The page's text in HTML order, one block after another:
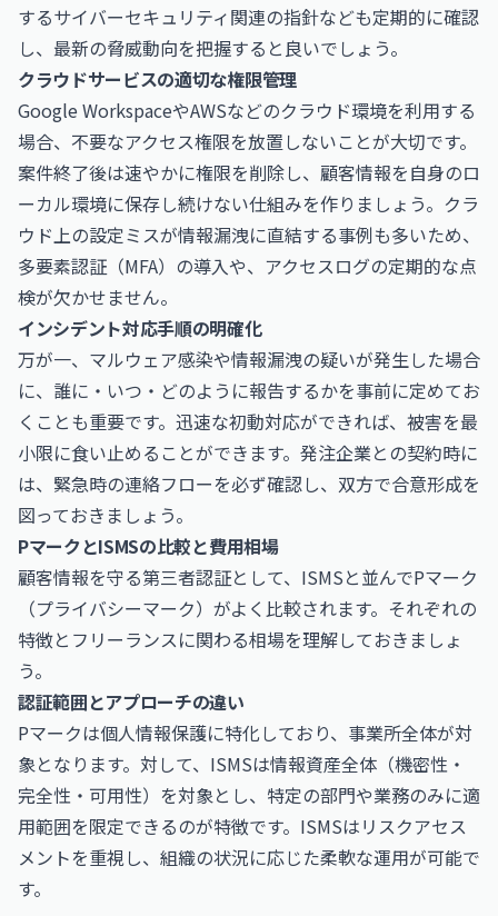
するサイバーセキュリティ関連の指針なども定期的に確認
し、最新の脅威動向を把握すると良いでしょう。
クラウドサービスの適切な権限管理
Google WorkspaceやAWSなどのクラウド環境を利用する
場合、不要なアクセス権限を放置しないことが大切です。
案件終了後は速やかに権限を削除し、顧客情報を自身のロ
ーカル環境に保存し続けない仕組みを作りましょう。クラ
ウド上の設定ミスが情報漏洩に直結する事例も多いため、
多要素認証（MFA）の導入や、アクセスログの定期的な点
検が欠かせません。
インシデント対応手順の明確化
万が一、マルウェア感染や情報漏洩の疑いが発生した場合
に、誰に・いつ・どのように報告するかを事前に定めてお
くことも重要です。迅速な初動対応ができれば、被害を最
小限に食い止めることができます。発注企業との契約時に
は、緊急時の連絡フローを必ず確認し、双方で合意形成を
図っておきましょう。
PマークとISMSの比較と費用相場
顧客情報を守る第三者認証として、ISMSと並んでPマーク
（プライバシーマーク）がよく比較されます。それぞれの
特徴とフリーランスに関わる相場を理解しておきましょ
う。
認証範囲とアプローチの違い
Pマークは個人情報保護に特化しており、事業所全体が対
象となります。対して、ISMSは情報資産全体（機密性・
完全性・可用性）を対象とし、特定の部門や業務のみに適
用範囲を限定できるのが特徴です。ISMSはリスクアセス
メントを重視し、組織の状況に応じた柔軟な運用が可能で
す。